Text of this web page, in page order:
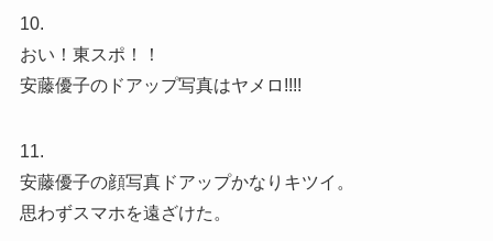
10.
おい！東スポ！！
安藤優子のドアップ写真はヤメロ!!!!
11.
安藤優子の顔写真ドアップかなりキツイ。
思わずスマホを遠ざけた。